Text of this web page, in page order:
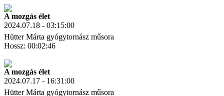
A mozgás élet
2024.07.18 - 03:15:00
Hütter Márta gyógytornász műsora
Hossz: 00:02:46
A mozgás élet
2024.07.17 - 16:31:00
Hütter Márta gyógytornász műsora